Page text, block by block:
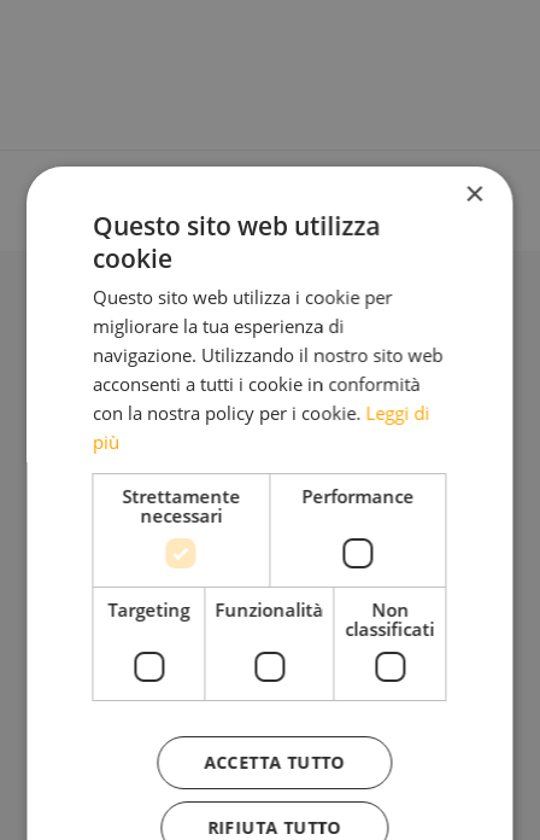
BLOG
Iscriviti alla mia Newsletter
Riflessioni, provocazioni, bellezza da condividere insieme
Ho letto e accetto l'
Informativa sul trattamento dei
×
Questo sito web utilizza
cookie
Questo sito web utilizza i cookie per
migliorare la tua esperienza di
navigazione. Utilizzando il nostro sito web
acconsenti a tutti i cookie in conformità
con la nostra policy per i cookie. Leggi di
più
Strettamente
necessari
Performance
Targeting Funzionalità
Non
classificati
ACCETTA TUTTO
RIFIUTA TUTTO